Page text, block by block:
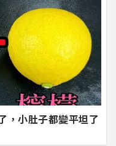
，小肚子都變平坦了